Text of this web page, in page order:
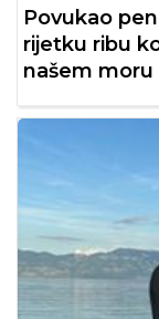
Povukao
rijetku ribu
našem moru